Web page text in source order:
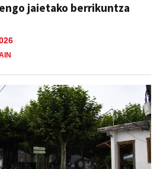
jaietako berrikuntza